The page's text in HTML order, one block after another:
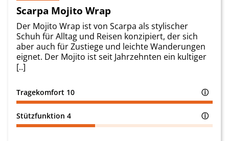
Scarpa Mojito Wrap
Der Mojito Wrap ist von Scarpa als stylischer
Schuh für Alltag und Reisen konzipiert, der sich
aber auch für Zustiege und leichte Wanderungen
eignet. Der Mojito ist seit Jahrzehnten ein kultiger
[..]
Tragekomfort 10 ⓘ
Stützfunktion 4 ⓘ